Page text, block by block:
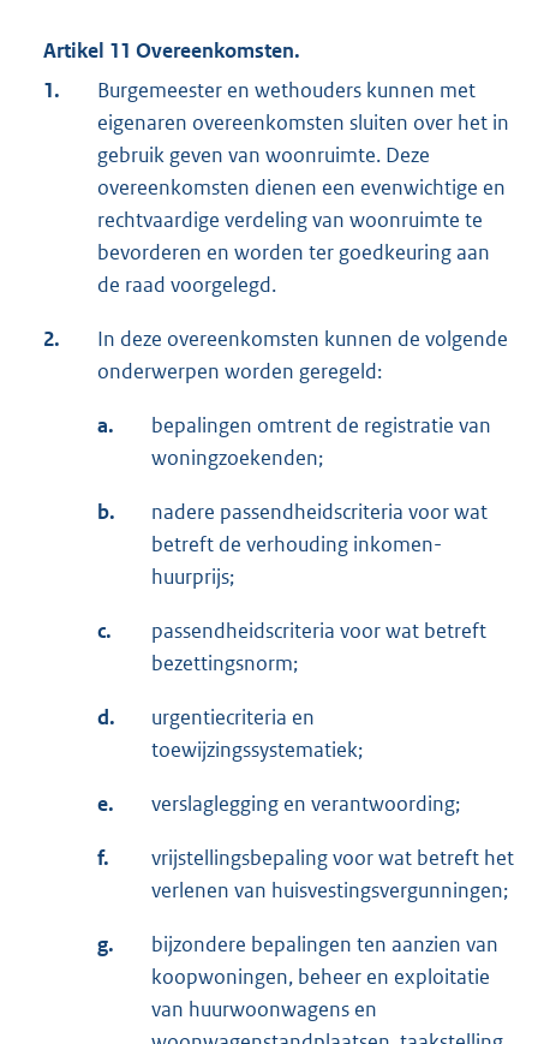
Artikel 11 Overeenkomsten.
1.
Burgemeester en wethouders kunnen met
eigenaren overeenkomsten sluiten over het in
gebruik geven van woonruimte. Deze
overeenkomsten dienen een evenwichtige en
rechtvaardige verdeling van woonruimte te
bevorderen en worden ter goedkeuring aan
de raad voorgelegd.
2.
In deze overeenkomsten kunnen de volgende
onderwerpen worden geregeld:
a.
bepalingen omtrent de registratie van
woningzoekenden;
b.
nadere passendheidscriteria voor wat
betreft de verhouding inkomen-
huurprijs;
c.
passendheidscriteria voor wat betreft
bezettingsnorm;
d.
urgentiecriteria en
toewijzingssystematiek;
e. verslaglegging en verantwoording;
f.
vrijstellingsbepaling voor wat betreft het
verlenen van huisvestingsvergunningen;
g.
bijzondere bepalingen ten aanzien van
koopwoningen, beheer en exploitatie
van huurwoonwagens en